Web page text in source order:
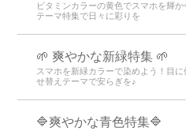
ビタミンカラーの黄色でスマホを輝
テーマ特集で日々に彩りを
🌱 爽やかな新緑特集 🌱
スマホを新緑カラーで染めよう！目
せ替えテーマで安らぎを♪
🔷爽やかな青色特集🔷